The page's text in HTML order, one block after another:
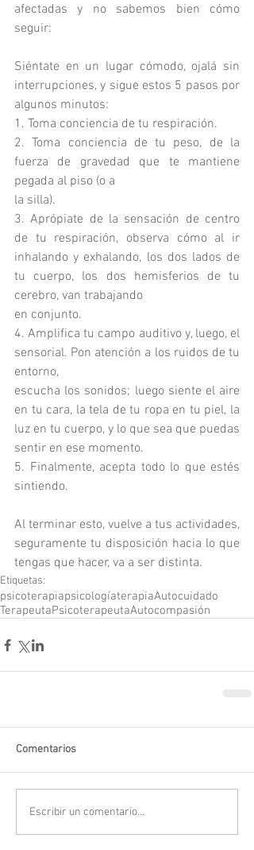
afectadas y no sabemos bien cómo
seguir:
Siéntate en un lugar cómodo, ojalá sin
interrupciones, y sigue estos 5 pasos por
algunos minutos:
1. Toma conciencia de tu respiración.
2. Toma conciencia de tu peso, de la
fuerza de gravedad que te mantiene
pegada al piso (o a
la silla).
3. Aprópiate de la sensación de centro
de tu respiración, observa cómo al ir
inhalando y exhalando, los dos lados de
tu cuerpo, los dos hemisferios de tu
cerebro, van trabajando
en conjunto.
4. Amplifica tu campo auditivo y, luego, el
sensorial. Pon atención a los ruidos de tu
entorno,
escucha los sonidos; luego siente el aire
en tu cara, la tela de tu ropa en tu piel, la
luz en tu cuerpo, y lo que sea que puedas
sentir en ese momento.
5. Finalmente, acepta todo lo que estés
sintiendo.
Al terminar esto, vuelve a tus actividades,
seguramente tu disposición hacia lo que
tengas que hacer, va a ser distinta.
Etiquetas:
psicoterapiapsicologíaterapiaAutocuidado
TerapeutaPsicoterapeutaAutocompasión
Comentarios
Escribir un comentario...